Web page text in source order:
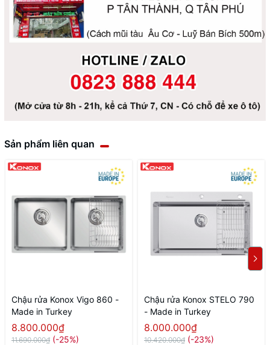
Sản phẩm liên quan
Chậu rửa Konox Vigo 860 -
Made in Turkey
8.800.000₫
11.690.000₫ (-25%)
Chậu rửa Konox STELO 790
- Made in Turkey
8.000.000₫
10.420.000₫ (-23%)